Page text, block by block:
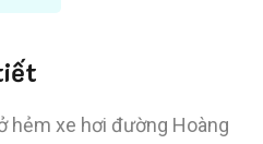
hẻm xe hơi đường Hoàng